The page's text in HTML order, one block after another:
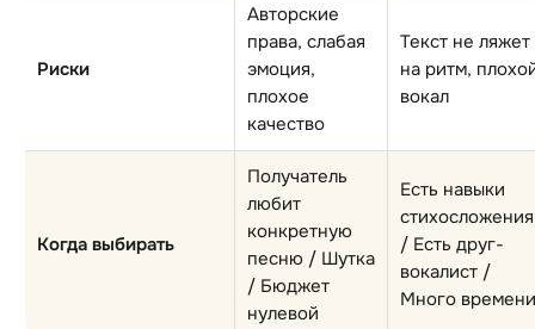
Риски
Авторские
права, слабая
эмоция,
плохое
качество
Текст не ляжет
на ритм,
вокал
Когда выбирать
Получатель
любит
конкретную
песню / Шутка
/ Бюджет
нулевой
Есть навыки
стихосложения
/ Есть друг-
вокалист /
Много времени